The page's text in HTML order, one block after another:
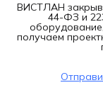
ВИСТЛАН
44-ФЗ и
получаем